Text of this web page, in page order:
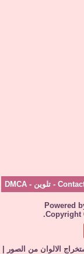
- تلوين -
DMCA
Powered
Copyright
الالوان من الصور